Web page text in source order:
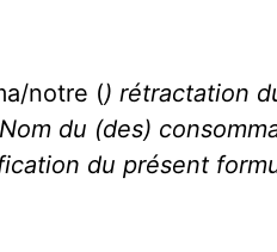
notre () rétractation
du (des)
du présent